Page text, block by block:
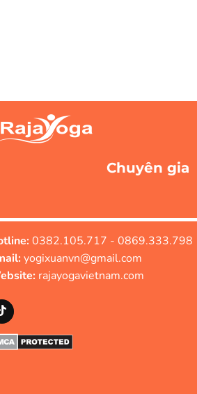
Chuyên gia
0382.105.717 - 0869.333.798
yogixuanvn@gmail.com
rajayogavietnam.com